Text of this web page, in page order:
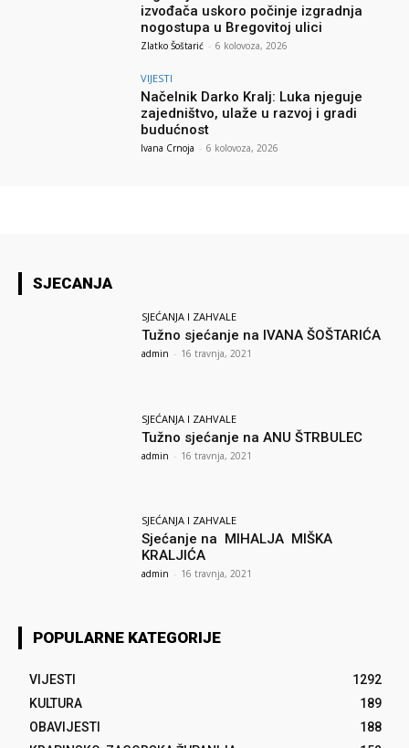
izvođača uskoro počinje izgradnja
nogostupa u Bregovitoj ulici
Zlatko Šoštarić - 6 kolovoza, 2026
VIJESTI
Načelnik Darko Kralj: Luka njeguje
zajedništvo, ulaže u razvoj i gradi
budućnost
Ivana Crnoja - 6 kolovoza, 2026
SJECANJA
SJEĆANJA I ZAHVALE
Tužno sjećanje na IVANA ŠOŠTARIĆA
admin - 16 travnja, 2021
SJEĆANJA I ZAHVALE
Tužno sjećanje na ANU ŠTRBULEC
admin - 16 travnja, 2021
SJEĆANJA I ZAHVALE
Sjećanje na MIHALJA MIŠKA
KRALJIĆA
admin - 16 travnja, 2021
POPULARNE KATEGORIJE
VIJESTI
1292
KULTURA
189
OBAVIJESTI
188